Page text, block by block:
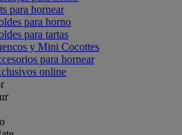
para hornear
para horno
para tartas
y Mini Cocottes
para hornear
online